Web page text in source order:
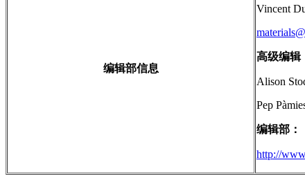
编辑部信息
Vincent
高级编辑
Alison
Pep
编辑部：
http://